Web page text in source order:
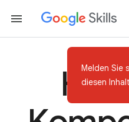
Melden Sie
diesen